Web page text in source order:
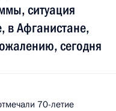
ситуация
в Афганистане,
сегодня
70-летие